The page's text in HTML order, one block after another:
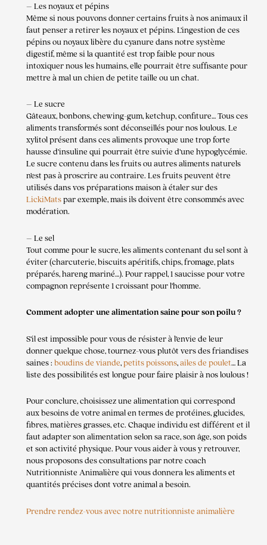
– Les noyaux et pépins
Même si nous pouvons donner certains fruits à nos animaux il
faut penser a retirer les noyaux et pépins. L’ingestion de ces
pépins ou noyaux libère du cyanure dans notre système
digestif, même si la quantité est trop faible pour nous
intoxiquer nous les humains, elle pourrait être suffisante pour
mettre à mal un chien de petite taille ou un chat.
– Le sucre
Gâteaux, bonbons, chewing-gum, ketchup, confiture… Tous ces
aliments transformés sont déconseillés pour nos loulous. Le
xylitol présent dans ces aliments provoque une trop forte
hausse d’insuline qui pourrait être suivie d’une hypoglycémie.
Le sucre contenu dans les fruits ou autres aliments naturels
n’est pas à proscrire au contraire. Les fruits peuvent être
utilisés dans vos préparations maison à étaler sur des
LickiMatspar exemple, mais ils doivent être consommés avec
modération.
– Le sel
Tout comme pour le sucre, les aliments contenant du sel sont à
éviter (charcuterie, biscuits apéritifs, chips, fromage, plats
préparés, hareng mariné…). Pour rappel, 1 saucisse pour votre
compagnon représente 1 croissant pour l’homme.
Comment adopter une alimentation saine pour son poilu ?
S’il est impossible pour vous de résister à l’envie de leur
donner quelque chose, tournez-vous plutôt vers des friandises
saines : boudins de viande,petits poissons,ailes de poulet… La
liste des possibilités est longue pour faire plaisir à nos loulous !
Pour conclure, choisissez une alimentation qui correspond
aux besoins de votre animal en termes de protéines, glucides,
fibres, matières grasses, etc. Chaque individu est différent et il
faut adapter son alimentation selon sa race, son âge, son poids
et son activité physique. Pour vous aider à vous y retrouver,
nous proposons des consultations par notre coach
Nutritionniste Animalière qui vous donnera les aliments et
quantités précises dont votre animal a besoin.
Prendre rendez-vous avec notre nutritionniste animalière